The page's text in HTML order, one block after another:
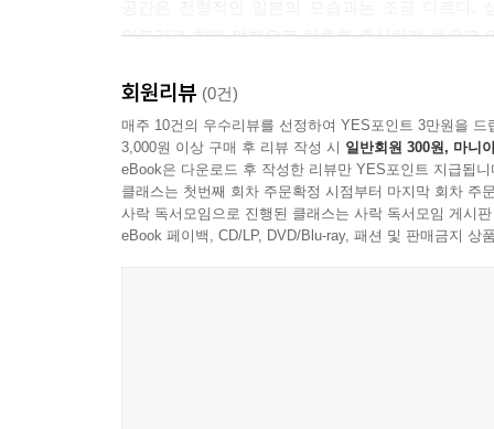
그리고 아예 여행의 목적인 식당도 있겠죠. 저는
니다. 그럴 수만 있다면 비행기를 타고 타와라에
--- p.127
가나자와점이 생긴 계기는 어떤 책 한 권 때문입
새로 만든 곳이 본래의 호호호자입니다. 그가 쓴
안도감과 함께 여행으로 하루를 충실하게 채우고
가나자와를 올려보자. 후회하지 않는 선택이 될 것
회원리뷰 (0건)
매주 10건의 우수리뷰를 선정하여 YES포인트 3만원을 드
3,000원 이상 구매 후 리뷰 작성 시 일반회원 300원, 마니
eBook은 다운로드 후 작성한 리뷰만 YES포인트 지급됩니
클래스는 첫번째 회차 주문확정 시점부터 마지막 회차 주
사락 독서모임으로 진행된 클래스는 사락 독서모임 게시
eBook 페이백, CD/LP, DVD/Blu-ray, 패션 및 판매금지 상